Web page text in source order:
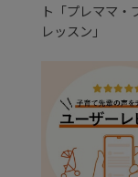
ト「プレママ・
レッスン」